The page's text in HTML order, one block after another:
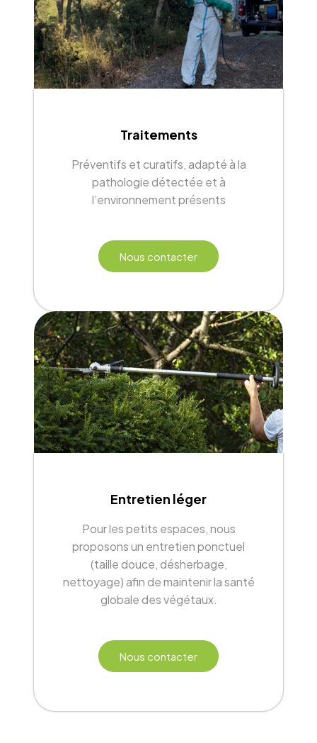
Traitements
Préventifs et curatifs, adapté à la
pathologie détectée et à
l’environnement présents
Nous contacter
Entretien léger
Pour les petits espaces, nous
proposons un entretien ponctuel
(taille douce, désherbage,
nettoyage) afin de maintenir la santé
globale des végétaux.
Nous contacter